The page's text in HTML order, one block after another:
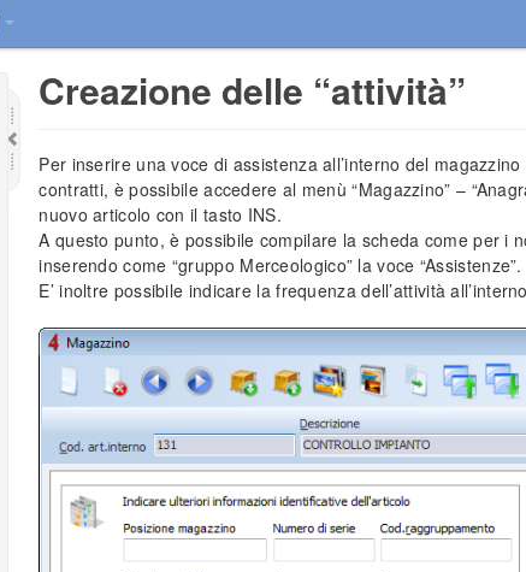
Creazione delle “attività”
Per inserire una voce di assistenza all’interno del
contratti, è possibile accedere al menù “Magazzino” –
nuovo articolo con il tasto INS.
A questo punto, è possibile compilare la scheda come per i
inserendo come “gruppo Merceologico” la voce “Assistenze”.
E’ inoltre possibile indicare la frequenza dell’attività